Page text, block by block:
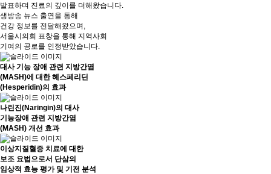
발표하며 진료의 깊이를 더해왔습니다.
생방송 뉴스 출연을 통해
건강 정보를 전달해왔으며,
서울시의회 표창을 통해 지역사회
기여의 공로를 인정받았습니다.
대사 기능 장애 관련 지방간염
(MASH)에 대한 헤스페리딘
(Hesperidin)의 효과
나린진(Naringin)의 대사
기능장애 관련 지방간염
(MASH) 개선 효과
이상지질혈증 치료에 대한
보조 요법으로서 단삼의
임상적 효능 평가 및 기전 분석